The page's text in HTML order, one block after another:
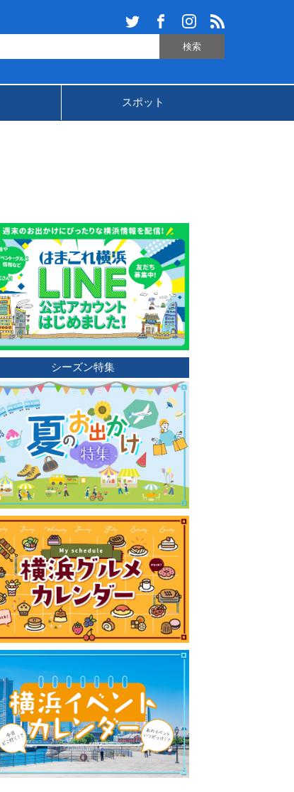
スポット
シーズン特集